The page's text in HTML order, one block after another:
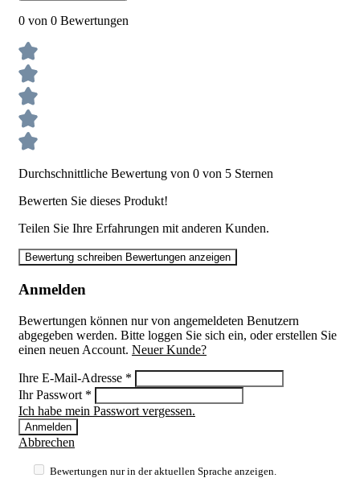
0 von 0 Bewertungen
Durchschnittliche Bewertung von 0 von 5 Sternen
Bewerten Sie dieses Produkt!
Teilen Sie Ihre Erfahrungen mit anderen Kunden.
Bewertung schreiben Bewertungen anzeigen
Anmelden
Bewertungen können nur von angemeldeten Benutzern
abgegeben werden. Bitte loggen Sie sich ein, oder erstellen Sie
einen neuen Account. Neuer Kunde?
Ihre E-Mail-Adresse *
Ihr Passwort *
Ich habe mein Passwort vergessen.
Anmelden
Abbrechen
Bewertungen nur in der aktuellen Sprache anzeigen.